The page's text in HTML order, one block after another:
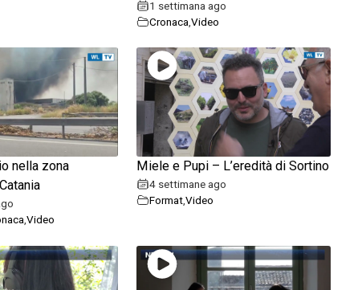
1 settimana ago
Cronaca Video
nella zona
,Video
Miele e Pupi – L’eredità di Sortino
4 settimane ago
Format,Video